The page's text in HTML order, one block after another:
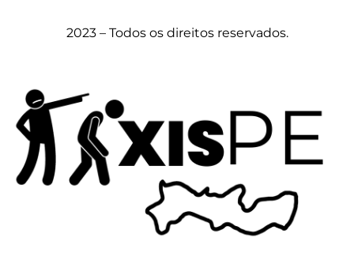
2023 – Todos os direitos reservados.